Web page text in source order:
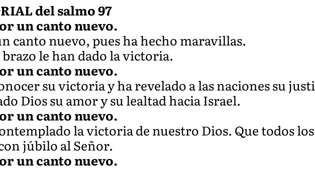
del salmo 97
un canto nuevo.
canto nuevo, pues ha hecho maravillas.
le han dado la victoria.
un canto nuevo.
su victoria y ha revelado a las naciones su
Dios su amor y su lealtad hacia Israel.
un canto nuevo.
la victoria de nuestro Dios. Que todos
júbilo al Señor.
un canto nuevo.